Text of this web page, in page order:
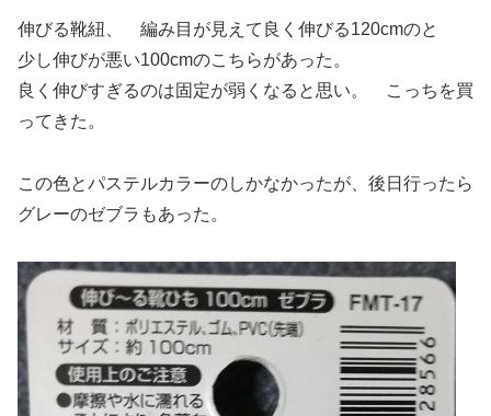
伸びる靴紐、 編み目が見えて良く伸びる120cmのと
少し伸びが悪い100cmのこちらがあった。
良く伸びすぎるのは固定が弱くなると思い。 こっちを買
ってきた。
この色とパステルカラーのしかなかったが、後日行ったら
グレーのゼブラもあった。